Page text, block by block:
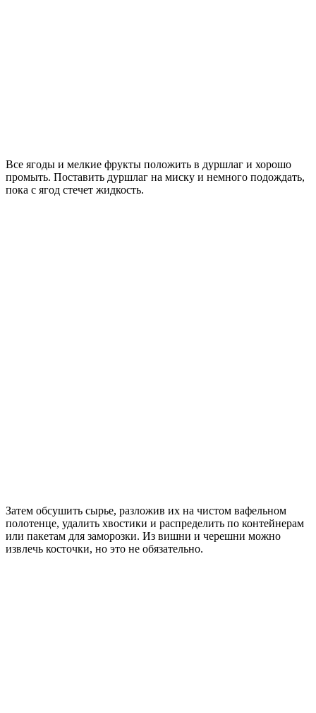
Все ягоды и мелкие фрукты положить в дуршлаг и хорошо
промыть. Поставить дуршлаг на миску и немного подождать,
пока с ягод стечет жидкость.
Затем обсушить сырье, разложив их на чистом вафельном
полотенце, удалить хвостики и распределить по контейнерам
или пакетам для заморозки. Из вишни и черешни можно
извлечь косточки, но это не обязательно.